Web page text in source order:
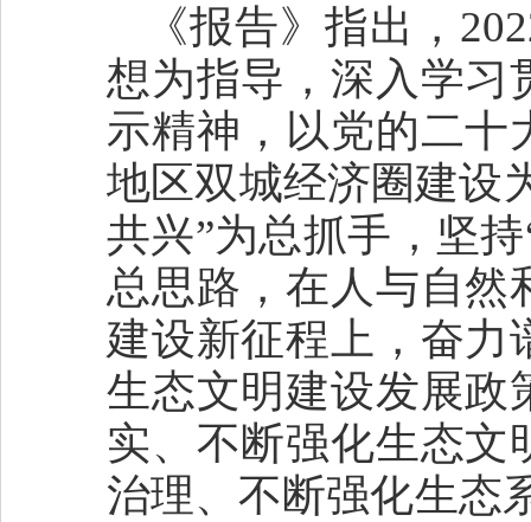
《报告》指出，
想为指导，深入学习
示精神，以党的二十
地区双城经济圈建设
共兴”为总抓手，坚
总思路，在人与自然
建设新征程上，奋力
生态文明建设发展政
实、不断强化生态文
治理、不断强化生态